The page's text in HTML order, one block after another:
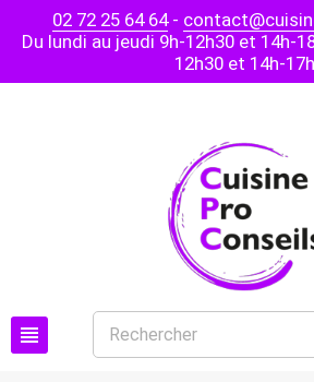
02 72 25 64 64-
Du lundi au jeudi 9h-12h30 et 14h-
12h30 et 14h-17h
view_headline